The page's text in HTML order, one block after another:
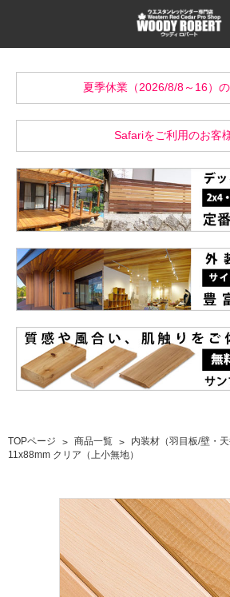
夏季休業（2026/8/8～16）
Safariをご利用のお客
TOPページ 商品一覧
内装材（羽目板/壁・天
11x88mm クリア（上小無地）